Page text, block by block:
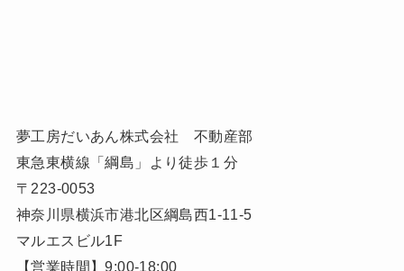
夢工房だいあん株式会社 不動産部
東急東横線「綱島」より徒歩１分
〒223-0053
神奈川県横浜市港北区綱島西1-11-5
マルエスビル1F
【営業時間】9:00-18:00